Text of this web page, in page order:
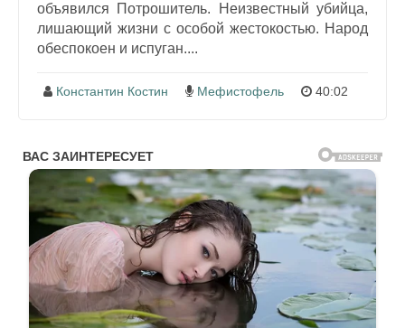
объявился Потрошитель. Неизвестный убийца,
лишающий жизни с особой жестокостью. Народ
обеспокоен и испуган....
Константин Костин Мефистофель 40:02